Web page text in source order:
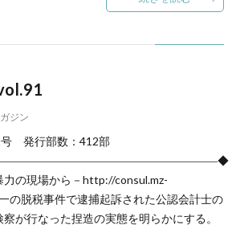
ジン
発行部数：412部
の現場から－http://consul.mz-
の脱税事件で逮捕起訴された公認会計士の
が行なった捏造の実態を明らかにする。